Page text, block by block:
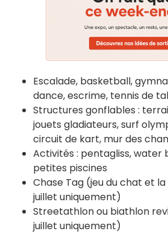
Escalade, basketball,
dance, escrime, tennis de
Structures gonflables :
jouets gladiateurs, surf
circuit de kart, mur des
Activités : pentagliss, water
petites piscines
Chase Tag (jeu du chat et la
juillet uniquement)
Streetathlon ou biathlon
juillet uniquement)